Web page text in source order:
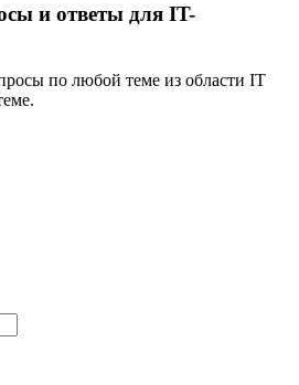
и ответы для IT-
по любой теме из области IT